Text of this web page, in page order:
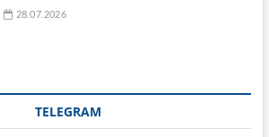
28.07.2026
TELEGRAM